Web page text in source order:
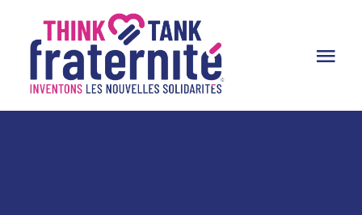
contenu
Le Think Tank